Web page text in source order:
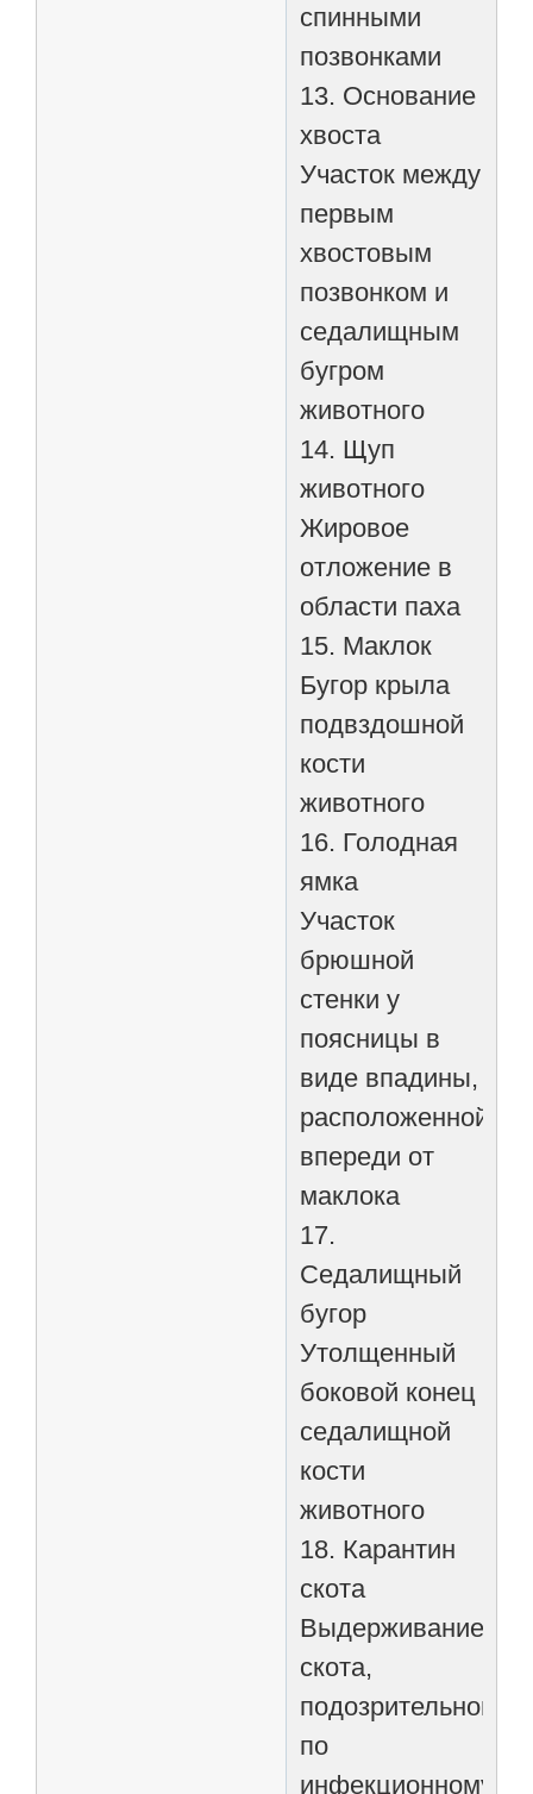
спинными
позвонками
13. Основание
хвоста
Участок между
первым
хвостовым
позвонком и
седалищным
бугром
животного
14. Щуп
животного
Жировое
отложение в
области паха
15. Маклок
Бугор крыла
подвздошной
кости
животного
16. Голодная
ямка
Участок
брюшной
стенки у
поясницы в
виде впадины,
расположенной
впереди от
маклока
17.
Седалищный
бугор
Утолщенный
боковой конец
седалищной
кости
животного
18. Карантин
скота
Выдерживание
скота,
подозрительного
по
инфекционному